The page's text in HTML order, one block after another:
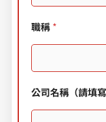
息
？
（
可
）
E
-
m
職稱 *
公司名稱（請填